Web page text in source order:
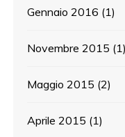
Gennaio 2016 (1)
Novembre 2015 (1)
Maggio 2015 (2)
Aprile 2015 (1)